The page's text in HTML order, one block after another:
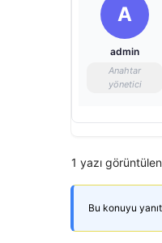
A
admin
Anahtar
yönetici
1 yazı
Bu konuyu